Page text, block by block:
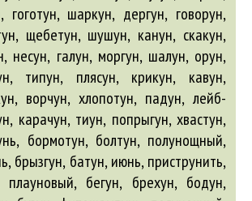
гоготун, шаркун, дергун, говорун,
щебетун, шушун, канун, скакун,
несун, галун, моргун, шалун, орун,
типун, плясун, крикун, кавун,
ворчун, хлопотун, падун, лейб-
карачун, тиун, попрыгун, хвастун,
бормотун, болтун, полунощный,
брызгун, батун, июнь, приструнить,
плауновый, бегун, брехун, бодун,